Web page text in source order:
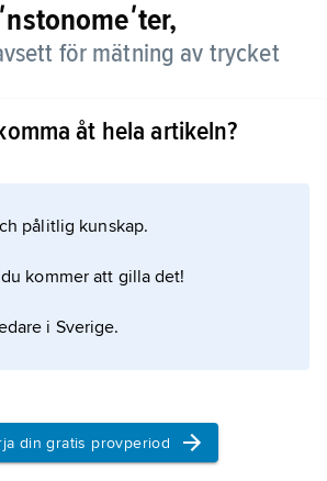
för mätning av trycket
in hornhinnan. Graden av
avläses på en skala.
har stor betydelse vid
(grön starr). Numera
åt hela artikeln?
pålitlig kunskap.
kommer att gilla det!
i Sverige.
din gratis provperiod